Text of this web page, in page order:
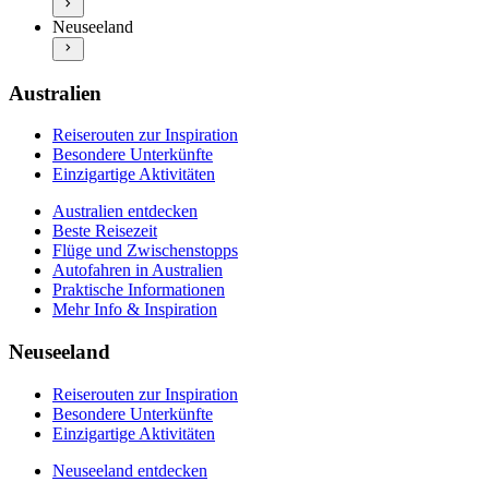
Praktische Informationen
Mehr Info & Inspiration
Neuseeland entdecken
Beste Reisezeit
Flüge und Zwischenstopps
Praktische Informationen
Neuseeland
Australien
Reiserouten zur Inspiration
Besondere Unterkünfte
Einzigartige Aktivitäten
Australien entdecken
Beste Reisezeit
Flüge und Zwischenstopps
Autofahren in Australien
Praktische Informationen
Mehr Info & Inspiration
Neuseeland
Reiserouten zur Inspiration
Besondere Unterkünfte
Einzigartige Aktivitäten
Neuseeland entdecken